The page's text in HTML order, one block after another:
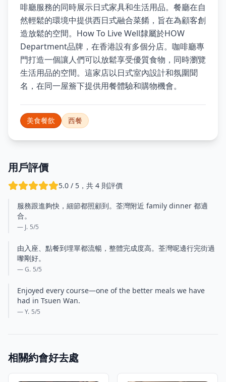
啡廳服務的同時展示日式家具和生活用品。餐廳在自
然輕鬆的環境中提供西日式融合菜餚，旨在為顧客創
造放鬆的空間。How To Live Well隸屬於HOW
Department品牌，在香港設有多個分店。咖啡廳專
門打造一個讓人們可以放鬆享受優質食物，同時瀏覽
生活用品的空間。這家店以日式室內設計和氛圍聞
名，在同一屋簷下提供用餐體驗和購物機會。
美食餐飲 西餐
用戶評價
5.0 / 5，共 4 則評價
服務跟進夠快，細節都照顧到。荃灣附近 family dinner 都適
合。
— J. 5/5
由入座、點餐到埋單都流暢，整體完成度高。荃灣呢邊行完街過
嚟剛好。
— G. 5/5
Enjoyed every course—one of the better meals we have
had in Tsuen Wan.
— Y. 5/5
相關約會好去處